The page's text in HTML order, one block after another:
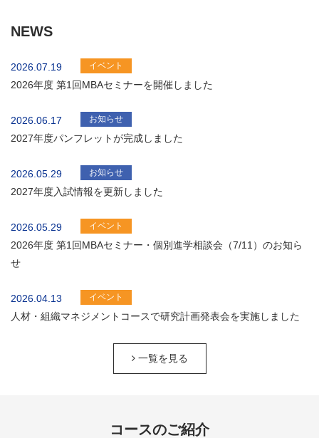
NEWS
2026.07.19 イベント
2026年度 第1回MBAセミナーを開催しました
2026.06.17 お知らせ
2027年度パンフレットが完成しました
2026.05.29 お知らせ
2027年度入試情報を更新しました
2026.05.29 イベント
2026年度 第1回MBAセミナー・個別進学相談会（7/11）のお知ら
せ
2026.04.13 イベント
人材・組織マネジメントコースで研究計画発表会を実施しました
一覧を見る
コースのご紹介